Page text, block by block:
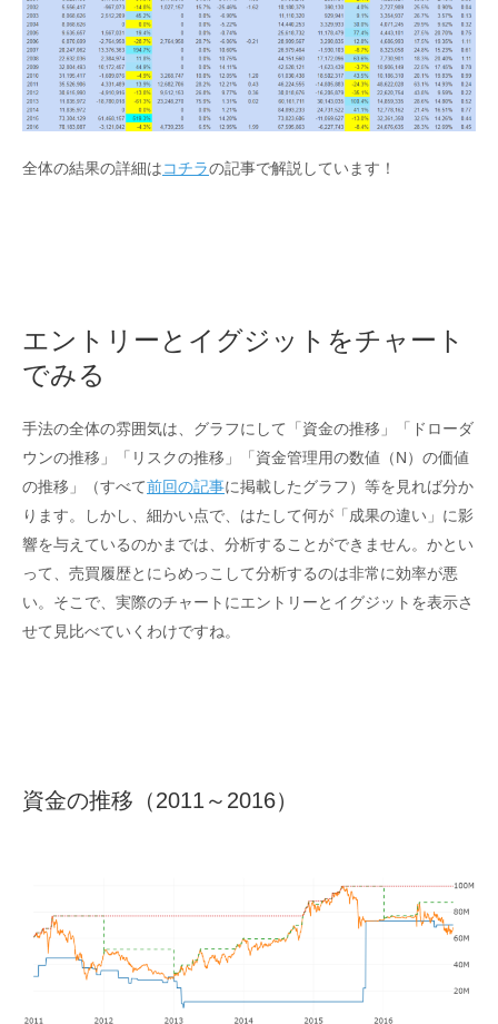
全体の結果の詳細はコチラの記事で解説しています！
エントリーとイグジットをチャート
でみる
手法の全体の雰囲気は、グラフにして「資金の推移」「ドローダ
ウンの推移」「リスクの推移」「資金管理用の数値（N）の価値
の推移」（すべて前回の記事に掲載したグラフ）等を見れば分か
ります。しかし、細かい点で、はたして何が「成果の違い」に影
響を与えているのかまでは、分析することができません。かとい
って、売買履歴とにらめっこして分析するのは非常に効率が悪
い。そこで、実際のチャートにエントリーとイグジットを表示さ
せて見比べていくわけですね。
資金の推移（2011～2016）